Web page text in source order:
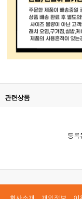
관련상품
등록